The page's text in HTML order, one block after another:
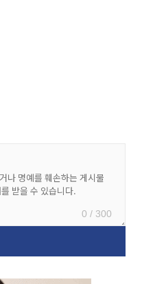
0 / 300